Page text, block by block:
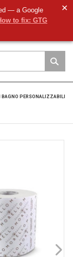
— a Google
to fix: GTG
✕
BAGNO PERSONALIZZABILI